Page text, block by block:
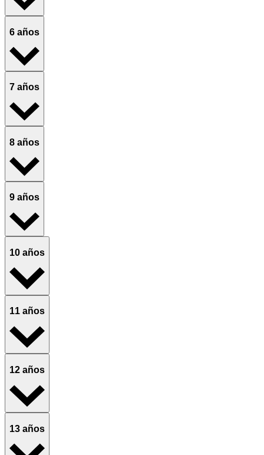
6 años
7 años
8 años
9 años
10 años
11 años
12 años
13 años